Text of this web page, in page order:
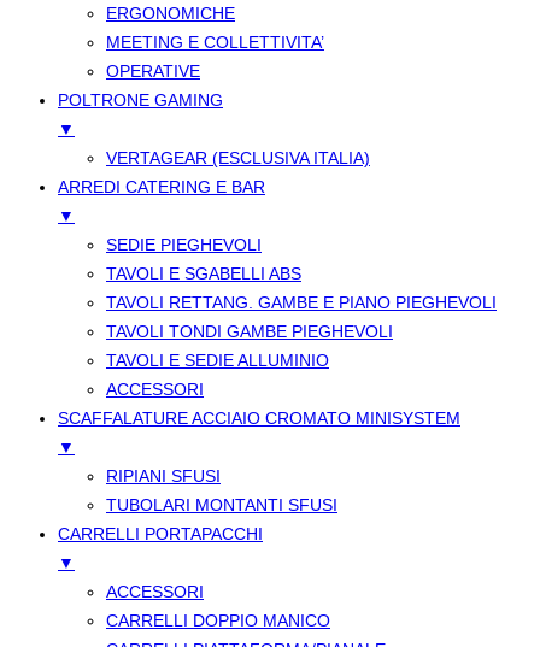
ERGONOMICHE
MEETING E COLLETTIVITA’
OPERATIVE
POLTRONE GAMING
▼
VERTAGEAR (ESCLUSIVA ITALIA)
ARREDI CATERING E BAR
▼
SEDIE PIEGHEVOLI
TAVOLI E SGABELLI ABS
TAVOLI RETTANG. GAMBE E PIANO PIEGHEVOLI
TAVOLI TONDI GAMBE PIEGHEVOLI
TAVOLI E SEDIE ALLUMINIO
ACCESSORI
SCAFFALATURE ACCIAIO CROMATO MINISYSTEM
▼
RIPIANI SFUSI
TUBOLARI MONTANTI SFUSI
CARRELLI PORTAPACCHI
▼
ACCESSORI
CARRELLI DOPPIO MANICO